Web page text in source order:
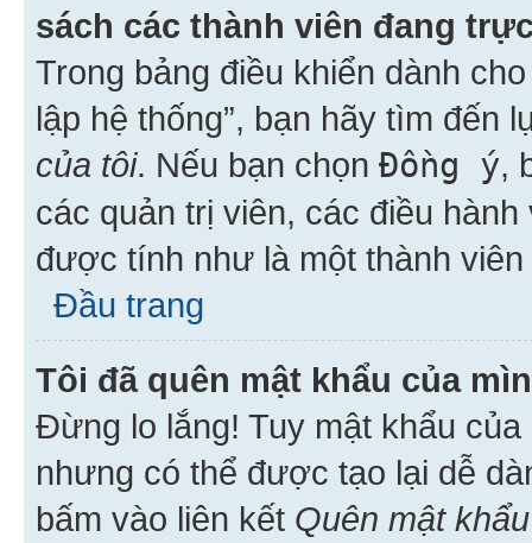
sách các thành viên đang
Trong bảng điều khiển dành
lập hệ thống”, bạn hãy tìm đến
của tôi. Nếu bạn chọn Đồng ý,
các quản trị viên, các điều
được tính như là một thành viên
Đầu trang
Tôi đã quên mật khẩu của
Đừng lo lắng! Tuy mật khẩu
nhưng có thể được tạo lại dễ
bấm vào liên kết Quên mật khẩu